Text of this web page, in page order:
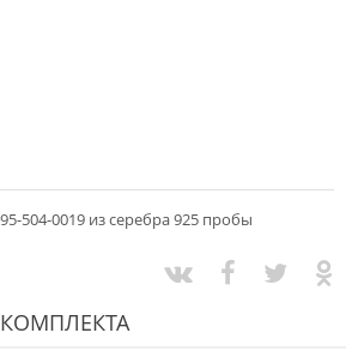
504-0019 из серебра 925 пробы